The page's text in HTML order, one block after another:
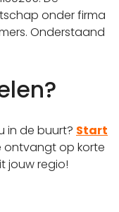
onder firma
Onderstaand
in de buurt? Start
ontvangt op korte
jouw regio!